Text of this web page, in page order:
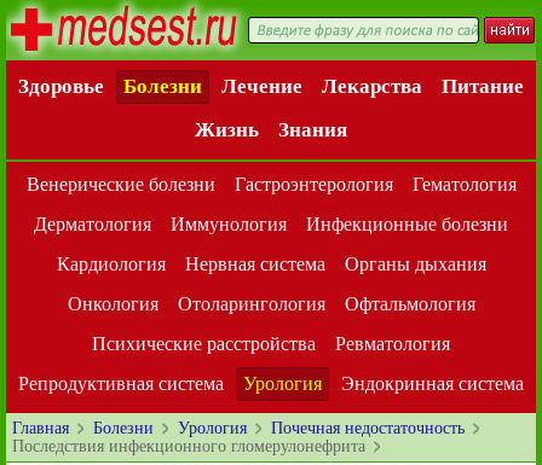
Здоровье Болезни Лечение Лекарства
Питание
Жизнь
Знания
Венерические болезни Гастроэнтерология
Гематология
Дерматология
Иммунология
Инфекционные болезни
Кардиология
Нервная система
Органы дыхания
Онкология
Отоларингология
Офтальмология
Психические расстройства
Ревматология
Репродуктивная система
Урология Эндокринная система
Главная Болезни Урология
Почечная недостаточность
Последствия инфекционного гломерулонефрита